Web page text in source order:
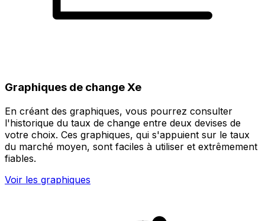
Graphiques de change Xe
En créant des graphiques, vous pourrez consulter
l'historique du taux de change entre deux devises de
votre choix. Ces graphiques, qui s'appuient sur le taux
du marché moyen, sont faciles à utiliser et extrêmement
fiables.
Voir les graphiques